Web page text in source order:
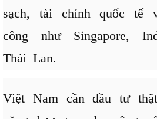
sạch, tài chính quốc tế
công như Singapore,
Thái Lan.
Việt Nam cần đầu tư